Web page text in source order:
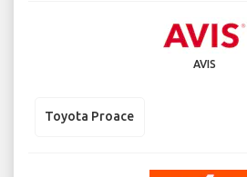
AVIS
Toyota Proace